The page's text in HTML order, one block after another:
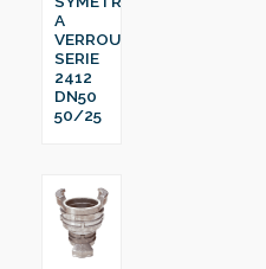
A
VERROU
SERIE
2412
DN50
50/25